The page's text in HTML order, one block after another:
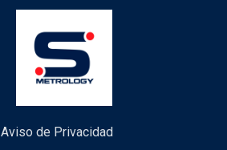
Aviso de Privacidad